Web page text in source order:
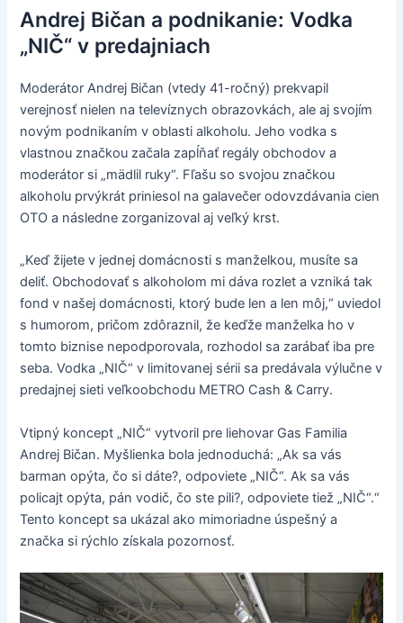
Andrej Bičan a podnikanie: Vodka
„NIČ“ v predajniach
Moderátor Andrej Bičan (vtedy 41-ročný) prekvapil
verejnosť nielen na televíznych obrazovkách, ale aj svojím
novým podnikaním v oblasti alkoholu. Jeho vodka s
vlastnou značkou začala zapĺňať regály obchodov a
moderátor si „mädlil ruky“. Fľašu so svojou značkou
alkoholu prvýkrát priniesol na galavečer odovzdávania cien
OTO a následne zorganizoval aj veľký krst.
„Keď žijete v jednej domácnosti s manželkou, musíte sa
deliť. Obchodovať s alkoholom mi dáva rozlet a vzniká tak
fond v našej domácnosti, ktorý bude len a len môj,“ uviedol
s humorom, pričom zdôraznil, že keďže manželka ho v
tomto biznise nepodporovala, rozhodol sa zarábať iba pre
seba. Vodka „NIČ“ v limitovanej sérii sa predávala výlučne v
predajnej sieti veľkoobchodu METRO Cash & Carry.
Vtipný koncept „NIČ“ vytvoril pre liehovar Gas Familia
Andrej Bičan. Myšlienka bola jednoduchá: „Ak sa vás
barman opýta, čo si dáte?, odpoviete „NIČ“. Ak sa vás
policajt opýta, pán vodič, čo ste pili?, odpoviete tiež „NIČ“.“
Tento koncept sa ukázal ako mimoriadne úspešný a
značka si rýchlo získala pozornosť.